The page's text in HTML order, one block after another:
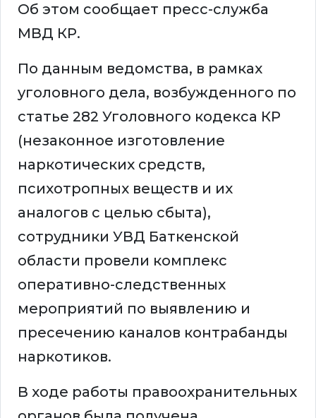
Об этом сообщает пресс-служба
МВД КР.
По данным ведомства, в рамках
уголовного дела, возбужденного по
статье 282 Уголовного кодекса КР
(незаконное изготовление
наркотических средств,
психотропных веществ и их
аналогов с целью сбыта),
сотрудники УВД Баткенской
области провели комплекс
оперативно-следственных
мероприятий по выявлению и
пресечению каналов контрабанды
наркотиков.
В ходе работы правоохранительных